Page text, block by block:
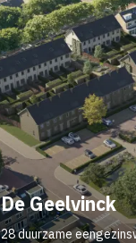
De Geelvinck
28 duurzame